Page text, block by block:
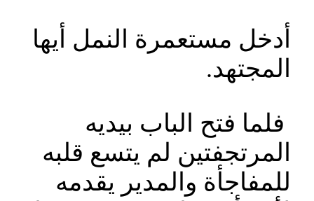
أدخل مستعمرة النمل أيها
المجتهد.
فلما فتح الباب بيديه
المرتجفتين لم يتسع قلبه
للمفاجأة والمدير يقدمه